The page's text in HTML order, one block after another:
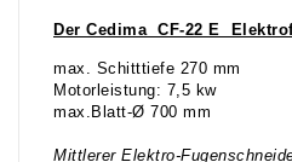
Der Cedima CF-22 E
max. Schitttiefe 270 mm
Motorleistung: 7,5 kw
max.Blatt-Ø 700 mm
Mittlerer Elektro-